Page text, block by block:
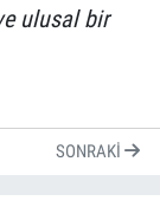
ulusal bir
SONRAKI